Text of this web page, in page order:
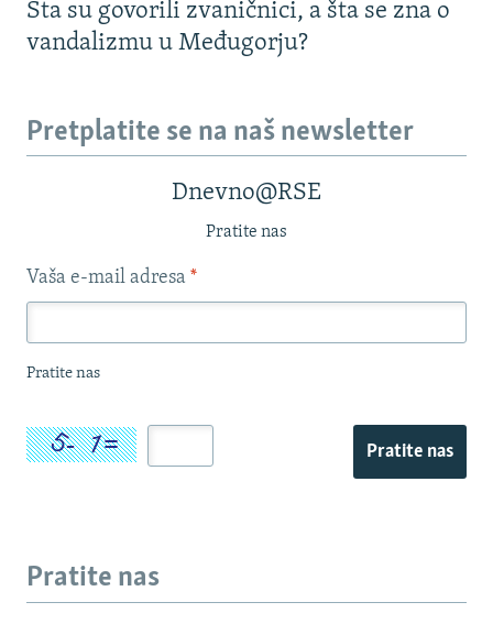
Šta su govorili zvaničnici, a šta se zna o
vandalizmu u Međugorju?
Pretplatite se na naš newsletter
Dnevno@RSE
Pratite nas
Vaša e-mail adresa *
Pratite nas
Pratite nas
Pratite nas